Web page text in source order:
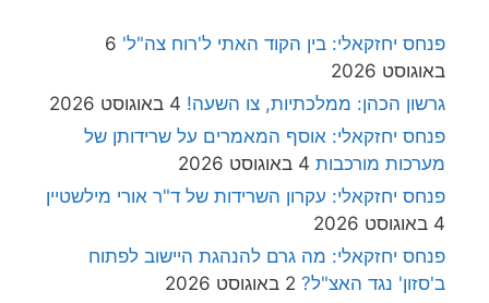
פנחס יחזקאלי: בין הקוד האתי ל'רוח צה"ל' 6
באוגוסט 2026
גרשון הכהן: ממלכתיות, צו השעה! 4 באוגוסט 2026
פנחס יחזקאלי: אוסף המאמרים על שרידותן של
מערכות מורכבות 4 באוגוסט 2026
פנחס יחזקאלי: עקרון השרידות של ד"ר אורי מילשטיין
4 באוגוסט 2026
פנחס יחזקאלי: מה גרם להנהגת היישוב לפתוח
ב'סזון' נגד האצ"ל? 2 באוגוסט 2026